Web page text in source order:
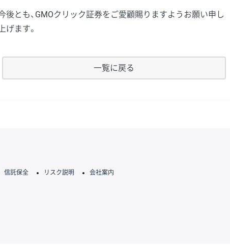
後とも、GMOクリック証券をご愛顧賜りますようお願い申し
げます。
一覧に戻る
信託保全 リスク説明 会社案内